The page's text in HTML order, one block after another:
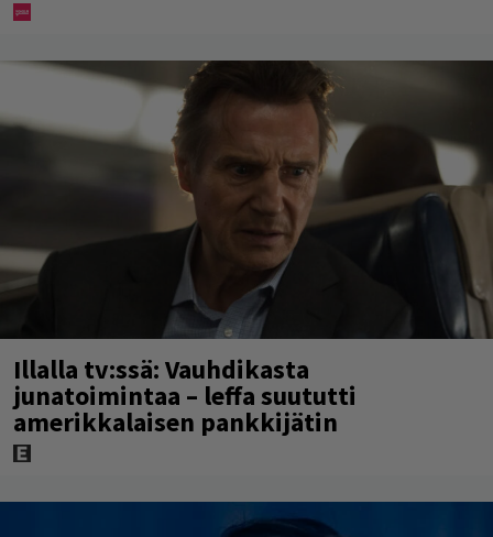
Illalla tv:ssä: Vauhdikasta
junatoimintaa – leffa suututti
amerikkalaisen pankkijätin